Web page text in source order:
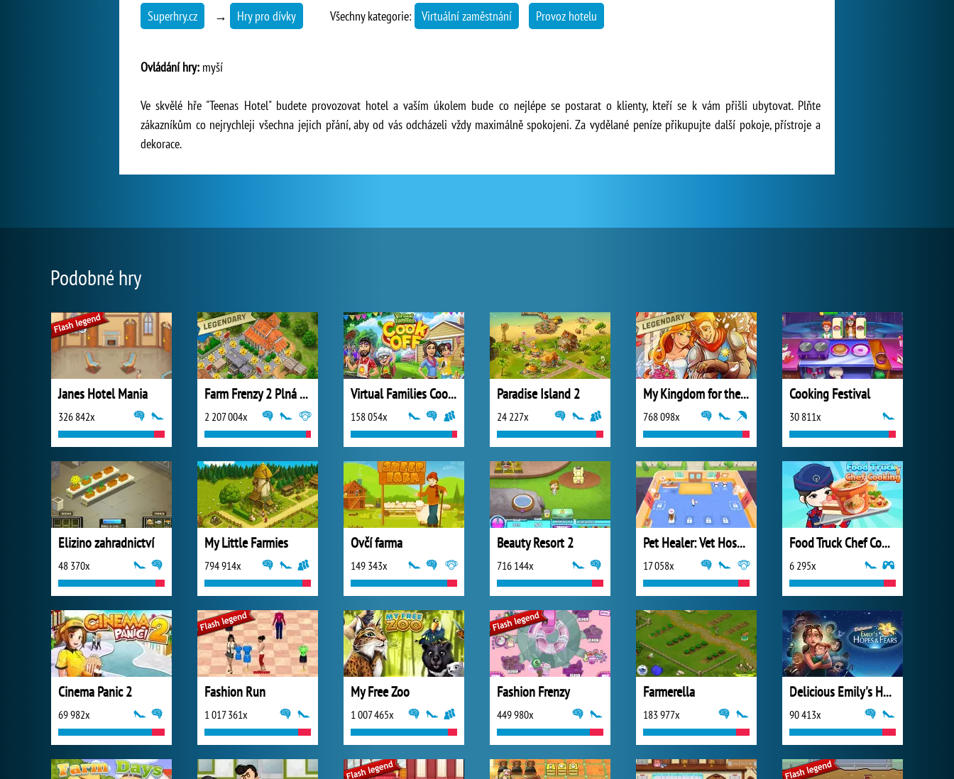
Superhry.cz → Hry pro dívky Všechny kategorie: Virtuální zaměstnání Provoz hotelu
Ovládání hry: myší
Ve skvělé hře "Teenas Hotel" budete provozovat hotel a vaším úkolem bude co nejlépe se postarat o klienty, kteří se k vám přišli ubytovat. Plňte
zákazníkům co nejrychleji všechna jejich přání, aby od vás odcházeli vždy maximálně spokojeni. Za vydělané peníze přikupujte další pokoje, přístroje a
dekorace.
Podobné hry
Janes Hotel Mania
326 842x
Farm Frenzy 2 Plná Verze
2 207 004x
Virtual Families Cook Off
158 054x
Paradise Island 2
24 227x
My Kingdom for the Princess Plná verze
768 098x
Cooking Festival
30 811x
Elizino zahradnictví
48 370x
My Little Farmies
794 914x
Ovčí farma
149 343x
Beauty Resort 2
716 144x
Pet Healer: Vet Hospital
17 058x
Food Truck Chef Cooking
6 295x
Cinema Panic 2
69 982x
Fashion Run
1 017 361x
My Free Zoo
1 007 465x
Fashion Frenzy
449 980x
Farmerella
183 977x
Delicious Emily's Hopes & Fears
90 413x